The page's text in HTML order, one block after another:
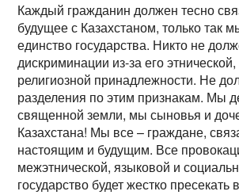
Каждый гражданин должен тесно
будущее с Казахстаном, только так
единство государства. Никто не
дискриминации из-за его
религиозной принадлежности. Не
разделения по этим признакам. Мы
священной земли, мы сыновья и
Казахстана! Мы все – граждане,
настоящим и будущим. Все
межэтнической, языковой и
государство будет жестко пресекать